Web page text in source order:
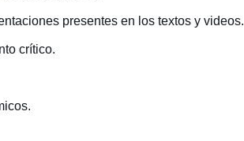
presentes en los textos y videos.
crítico.